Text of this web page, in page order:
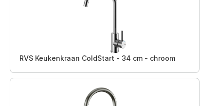
RVS Keukenkraan ColdStart - 34 cm - chroom